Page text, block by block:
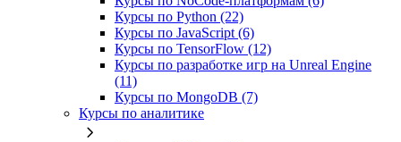
Курсы по Python (22)
Курсы по JavaScript (6)
Курсы по TensorFlow (12)
Курсы по разработке игр на Unreal Engine
(11)
Курсы по MongoDB (7)
Курсы по аналитике